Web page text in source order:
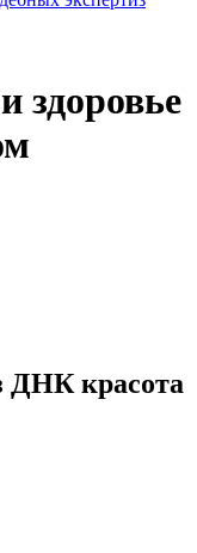
здоровье
ДНК красота